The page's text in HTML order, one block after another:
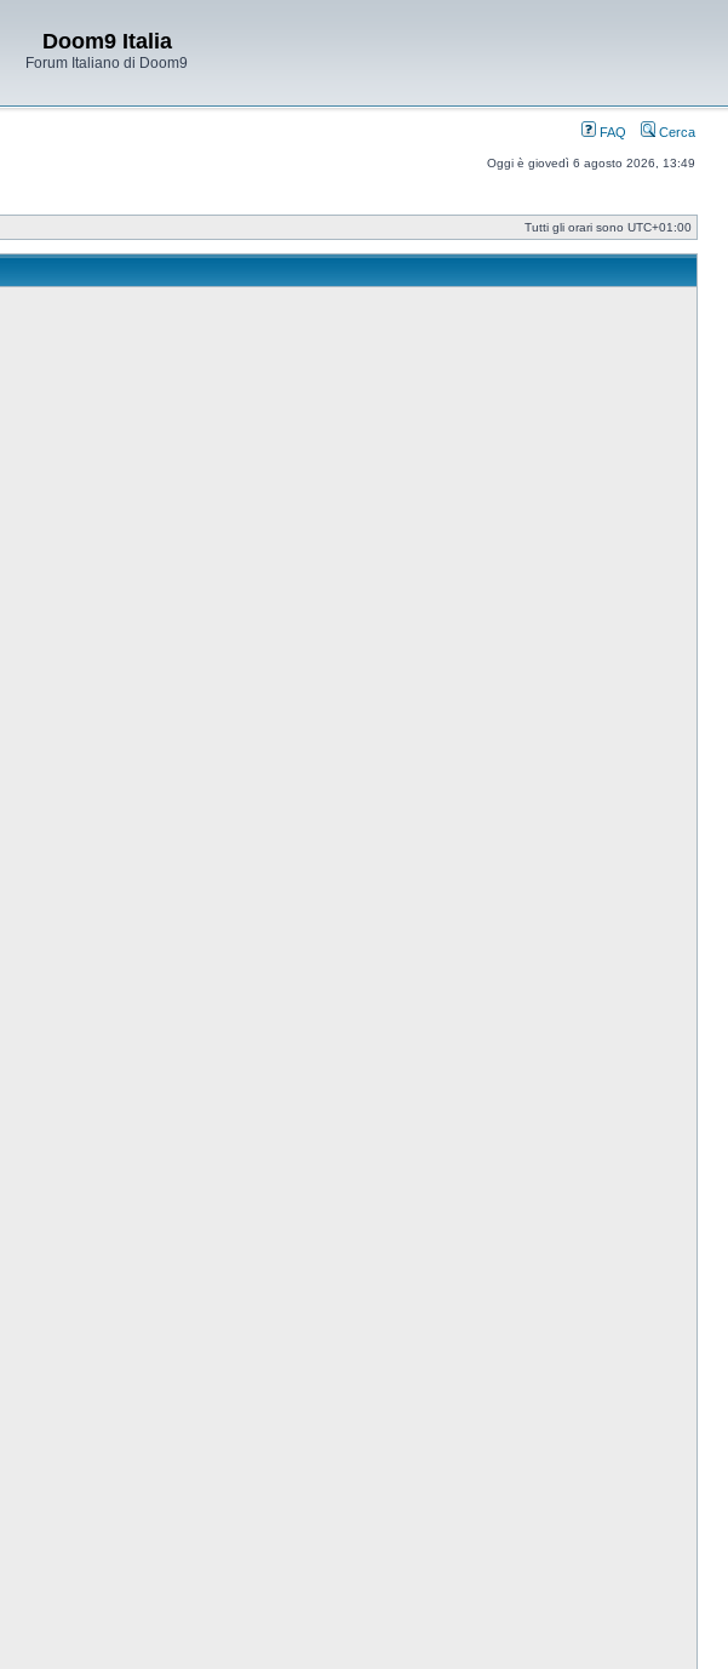
Doom9 Italia
Forum Italiano di Doom9
FAQ Cerca
Oggi è giovedì 6 agosto 2026, 13:49
Tutti gli orari sono UTC+01:00